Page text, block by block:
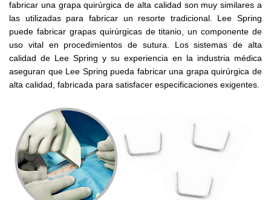
fabricar una grapa quirúrgica de alta calidad son muy similares a
las utilizadas para fabricar un resorte tradicional. Lee Spring
puede fabricar grapas quirúrgicas de titanio, un componente de
uso vital en procedimientos de sutura. Los sistemas de alta
calidad de Lee Spring y su experiencia en la industria médica
aseguran que Lee Spring pueda fabricar una grapa quirúrgica de
alta calidad, fabricada para satisfacer especificaciones exigentes.